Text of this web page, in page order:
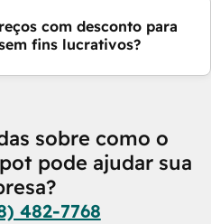
com desconto para
fins lucrativos?
sobre como o
pode ajudar sua
482-7768